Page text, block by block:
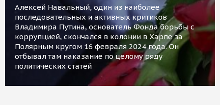
Алексей Навальный, один из наиболее
последовательных и активных критиков
Владимира Путина, основатель Фонда борьбы с
коррупцией, скончался в колонии в Харпе за
Полярным кругом 16 февраля 2024 года. Он
отбывал там наказание по целому ряду
политических статей